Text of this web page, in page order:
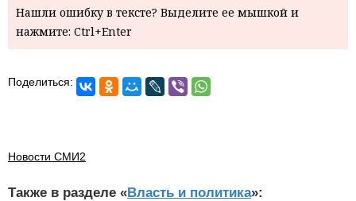
Нашли ошибку в тексте? Выделите ее мышкой и
нажмите: Ctrl+Enter
Поделиться:
Новости СМИ2
Также в разделе «Власть и политика»: